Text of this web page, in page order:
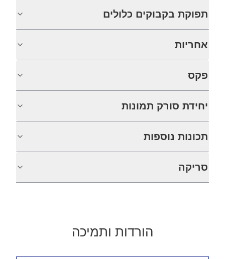
תפוקת בקבוקים כלולים
אחריות
פקס
יחידת סורק תמונות
תכונות נוספות
סריקה
הורדות ותמיכה